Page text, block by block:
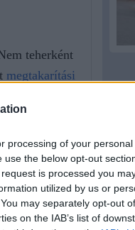
processing of your personal
the below opt-out
is processed you
utilized by us or
may separately opt-out
on the IAB’s list of
teherként
megtakarítási
a fajta